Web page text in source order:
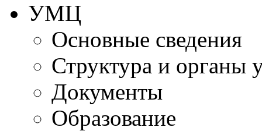
УМЦ
Основные сведения
Структура и органы
Документы
Образование